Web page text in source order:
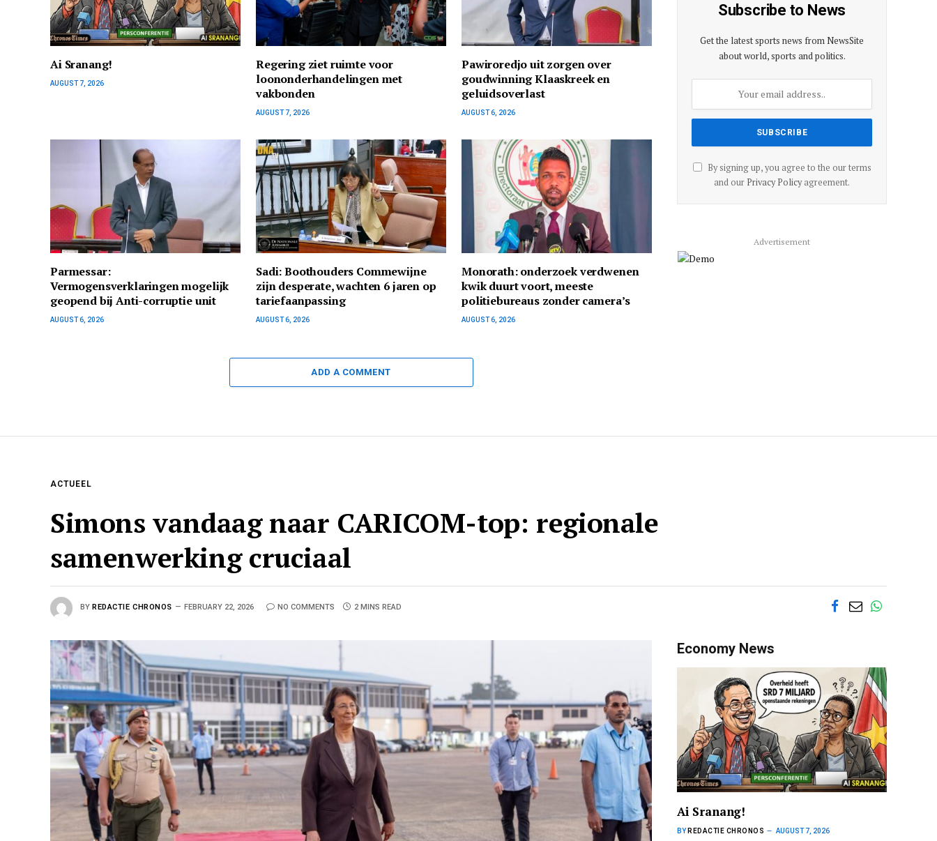
Ai Sranang!
AUGUST 7, 2026
Regering ziet ruimte voor
loononderhandelingen met
vakbonden
AUGUST 7, 2026
Pawiroredjo uit zorgen over
goudwinning Klaaskreek en
geluidsoverlast
AUGUST 6, 2026
Parmessar:
Vermogensverklaringen mogelijk
geopend bij Anti-corruptie unit
AUGUST 6, 2026
Sadi: Boothouders Commewijne
zijn desperate, wachten 6 jaren op
tariefaanpassing
AUGUST 6, 2026
Monorath: onderzoek verdwenen
kwik duurt voort, meeste
politiebureaus zonder camera’s
AUGUST 6, 2026
ADD A COMMENT
Subscribe to News
Get the latest sports news from NewsSite
about world, sports and politics.
By signing up, you agree to the our terms
and our Privacy Policyagreement.
Advertisement
ACTUEEL
Simons vandaag naar CARICOM-top: regionale
samenwerking cruciaal
BY REDACTIE CHRONOS FEBRUARY 22, 2026 NO COMMENTS 2 MINS READ
Economy News
Ai Sranang!
BY REDACTIE CHRONOS AUGUST 7, 2026